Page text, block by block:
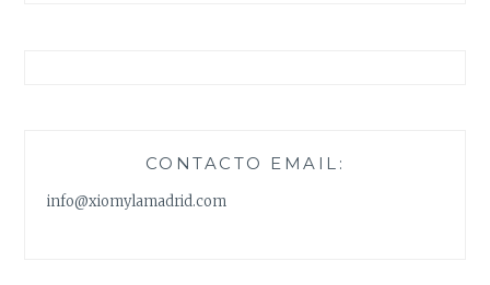
CONTACTO EMAIL:
info@xiomylamadrid.com